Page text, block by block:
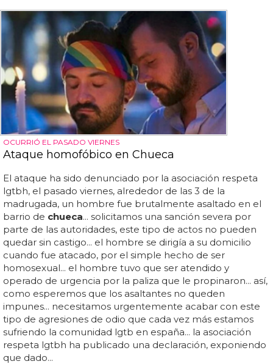
OCURRIÓ EL PASADO VIERNES
Ataque homofóbico en Chueca
El ataque ha sido denunciado por la asociación respeta
lgtbh, el pasado viernes, alrededor de las 3 de la
madrugada, un hombre fue brutalmente asaltado en el
barrio de chueca... solicitamos una sanción severa por
parte de las autoridades, este tipo de actos no pueden
quedar sin castigo... el hombre se dirigía a su domicilio
cuando fue atacado, por el simple hecho de ser
homosexual... el hombre tuvo que ser atendido y
operado de urgencia por la paliza que le propinaron... así,
como esperemos que los asaltantes no queden
impunes... necesitamos urgentemente acabar con este
tipo de agresiones de odio que cada vez más estamos
sufriendo la comunidad lgtb en españa... la asociación
respeta lgtbh ha publicado una declaración, exponiendo
que dado...